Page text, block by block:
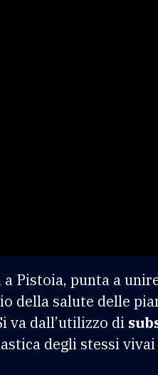
a Pistoia, punta a
della salute delle
va dall’utilizzo di
degli stessi